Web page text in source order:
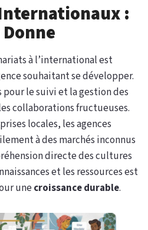
:
à l’international est
souhaitant se développer.
le suivi et la gestion des
collaborations fructueuses.
locales, les agences
à des marchés inconnus
directe des cultures
et les ressources est
unecroissance durable.